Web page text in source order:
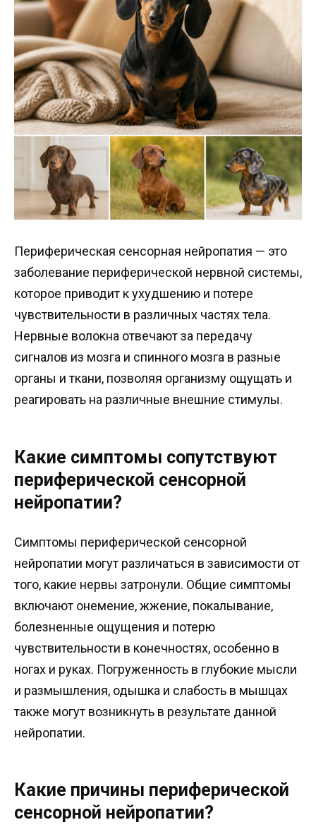
Периферическая сенсорная нейропатия — это
заболевание периферической нервной системы,
которое приводит к ухудшению и потере
чувствительности в различных частях тела.
Нервные волокна отвечают за передачу
сигналов из мозга и спинного мозга в разные
органы и ткани, позволяя организму ощущать и
реагировать на различные внешние стимулы.
Какие симптомы сопутствуют
периферической сенсорной
нейропатии?
Симптомы периферической сенсорной
нейропатии могут различаться в зависимости от
того, какие нервы затронули. Общие симптомы
включают онемение, жжение, покалывание,
болезненные ощущения и потерю
чувствительности в конечностях, особенно в
ногах и руках. Погруженность в глубокие мысли
и размышления, одышка и слабость в мышцах
также могут возникнуть в результате данной
нейропатии.
Какие причины периферической
сенсорной нейропатии?